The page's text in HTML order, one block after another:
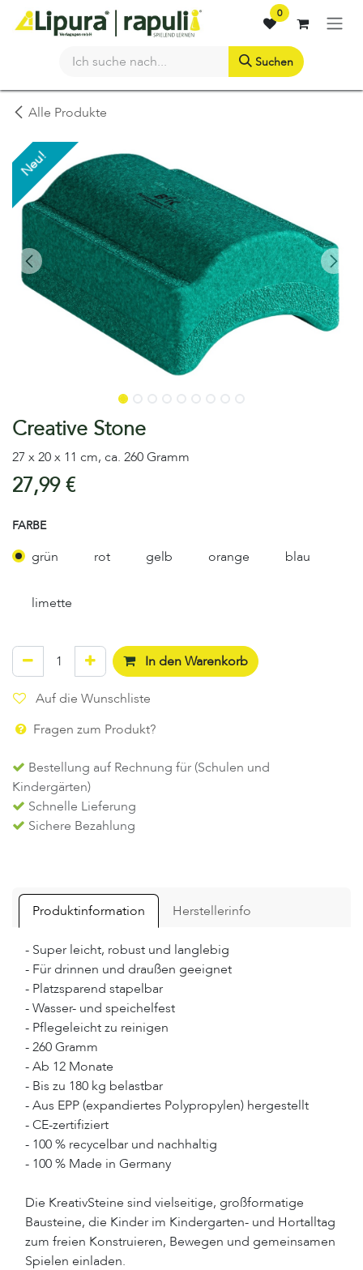
Zum Inhalt springen 0
Suchen
Alle Produkte
Neu!
Creative Stone
27 x 20 x 11 cm, ca. 260 Gramm
27,99€
FARBE
grün rot gelb orange blau
limette
In den Warenkorb
Auf die Wunschliste
Fragen zum Produkt?
Bestellung auf Rechnung für (Schulen und
Kindergärten)
Schnelle Lieferung
Sichere Bezahlung
Produktinformation Herstellerinfo
- Super leicht, robust und langlebig
- Für drinnen und draußen geeignet
- Platzsparend stapelbar
- Wasser- und speichelfest
- Pflegeleicht zu reinigen
- 260 Gramm
- Ab 12 Monate
- Bis zu 180 kg belastbar
- Aus EPP (expandiertes Polypropylen) hergestellt
- CE-zertifiziert
- 100 % recycelbar und nachhaltig
- 100 % Made in Germany
Die KreativSteine sind vielseitige, großformatige
Bausteine, die Kinder im Kindergarten- und Hortalltag
zum freien Konstruieren, Bewegen und gemeinsamen
Spielen einladen.